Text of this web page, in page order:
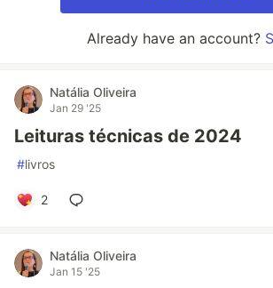
Already have an account?
Natália Oliveira
Jan 29 '25
Leituras técnicas de 2024
#livros
2
Natália Oliveira
Jan 15 '25